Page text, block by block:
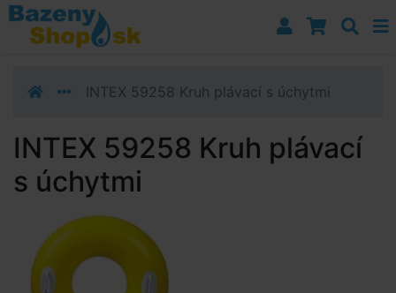
Prejsť k navigácii
Prejsť na obsah
Prejsť k bočnému stĺpci
INTEX 59258 Kruh plávací s úchytmi
INTEX 59258 Kruh plávací
s úchytmi